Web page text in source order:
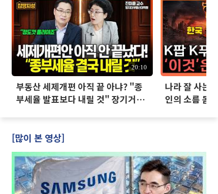
20:10
부동산 세제개편 아직 끝 아냐? "종
부세율 발표보다 내릴 것" 장기거주
나라 잘 사는
인의 소름 돋
[많이 본 영상]